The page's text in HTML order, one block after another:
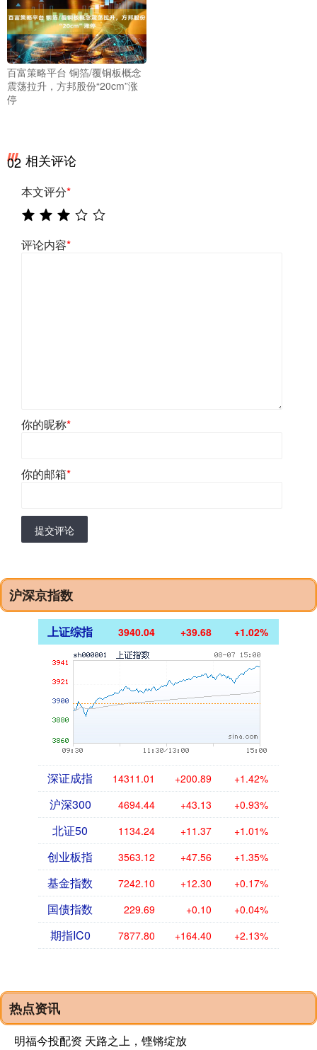
百富策略平台 铜箔/覆铜板概念
震荡拉升，方邦股份“20cm”涨
停
02 相关评论
本文评分*
评论内容*
你的昵称*
你的邮箱*
提交评论
沪深京指数
上证综指 3940.04 +39.68 +1.02%
深证成指 14311.01 +200.89 +1.42%
沪深300 4694.44 +43.13 +0.93%
北证50 1134.24 +11.37 +1.01%
创业板指 3563.12 +47.56 +1.35%
基金指数 7242.10 +12.30 +0.17%
国债指数 229.69 +0.10 +0.04%
期指IC0 7877.80 +164.40 +2.13%
热点资讯
明福今投配资 天路之上，铿锵绽放